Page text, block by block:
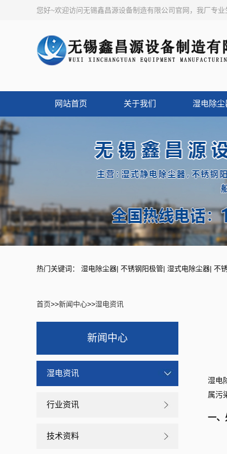
您好~欢迎访问无锡鑫昌源设备制造有限公司官网，我厂专
网站首页 关于我们 湿电除尘
热门关键词： 湿电除尘器| 不锈钢阳极管| 湿式电除尘器| 不
首页>>新闻中心>>湿电资讯
新闻中心
湿电资讯
行业资讯
技术资料
湿电
属污
一、